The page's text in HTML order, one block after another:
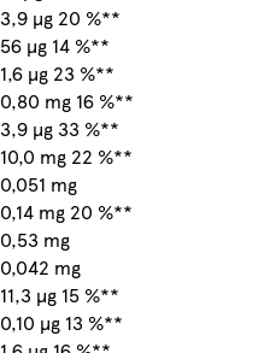
3,9 µg 20 %**
56 µg 14 %**
1,6 µg 23 %**
0,80 mg 16 %**
3,9 µg 33 %**
10,0 mg 22 %**
0,051 mg
0,14 mg 20 %**
0,53 mg
0,042 mg
11,3 µg 15 %**
0,10 µg 13 %**